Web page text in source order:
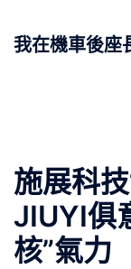
我在機車後座
施展科
JIUYI俱
核”氣力